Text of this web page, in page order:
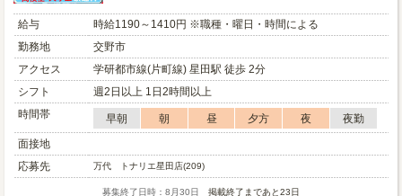
給与
時給1190～1410円 ※職種・曜日・時間による
勤務地
交野市
アクセス
学研都市線(片町線) 星田駅 徒歩 2分
シフト
週2日以上 1日2時間以上
時間帯
早朝 朝 昼 夕方 夜
夜勤
面接地
応募先
万代 トナリエ星田店(209)
募集終了日時：8月30日 掲載終了まであと23日